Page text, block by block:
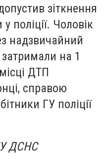
зіткнення
поліції. Чоловік
надзвичайний
на 1
ДТП
справою
ГУ поліції
ДСНС